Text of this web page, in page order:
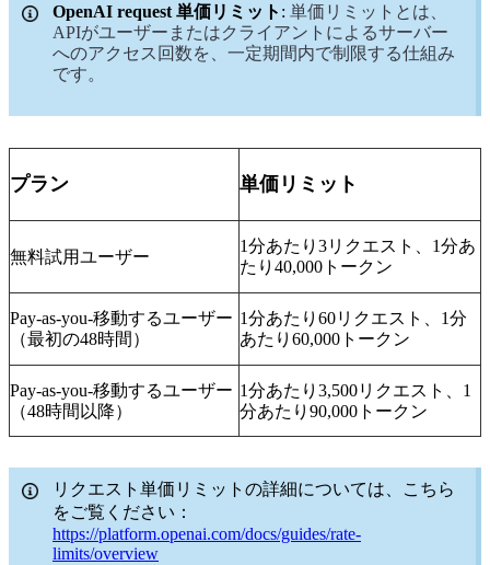
OpenAI request 単価リミット : 単価リミットとは、
APIがユーザーまたはクライアントによるサーバー
へのアクセス回数を、一定期間内で制限する仕組み
です。
プラン 単価リミット
無料試用ユーザー
1分あたり3リクエスト、1分あ
たり40,000トークン
Pay-as-you-移動するユーザー
（最初の48時間）
1分あたり60リクエスト、1分
あたり60,000トークン
Pay-as-you-移動するユーザー
（48時間以降）
1分あたり3,500リクエスト、1
分あたり90,000トークン
リクエスト単価リミットの詳細については、こちら
をご覧ください：
https://platform.openai.com/docs/guides/rate-
limits/overview